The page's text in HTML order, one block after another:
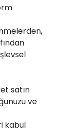
satın
ve
kabul